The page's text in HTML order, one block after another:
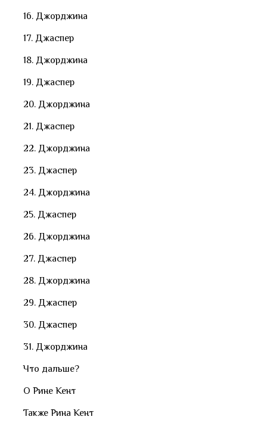
16. Джорджина
17. Джаспер
18. Джорджина
19. Джаспер
20. Джорджина
21. Джаспер
22. Джорджина
23. Джаспер
24. Джорджина
25. Джаспер
26. Джорджина
27. Джаспер
28. Джорджина
29. Джаспер
30. Джаспер
31. Джорджина
Что дальше?
О Рине Кент
Также Рина Кент